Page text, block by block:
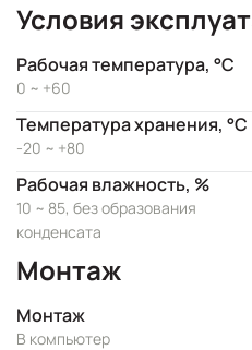
Условия
Рабочая температура, °C
0 ~ +60
Температура хранения, °C
-20 ~ +80
Рабочая влажность, %
10 ~ 85, без образования
конденсата
Монтаж
Монтаж
В компьютер